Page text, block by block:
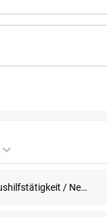
603-Euro-Stellen, Aushilfstätigkeit / Nebenjob